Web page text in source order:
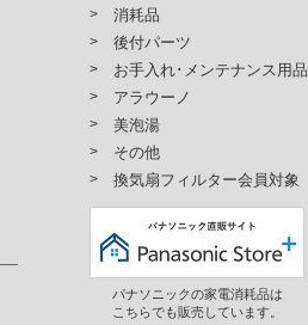
消耗品
後付パーツ
お手入れ･メンテナンス用品
アラウーノ
美泡湯
その他
換気扇フィルター会員対象
パナソニックの家電消耗品は
こちらでも販売しています。